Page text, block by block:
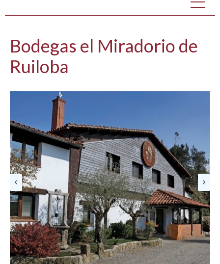
Bodegas el Miradorio de
Ruiloba